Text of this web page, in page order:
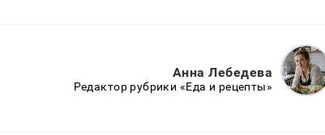
Анна Лебедева
Редактор рубрики «Еда и рецепты»